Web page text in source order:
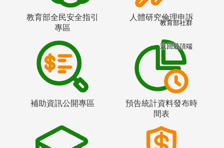
教育部全民安全指引
專區
人體研究倫理申訴
補助資訊公開專區
預告統計資料發布時
間表
教育部社群
返回最頂端